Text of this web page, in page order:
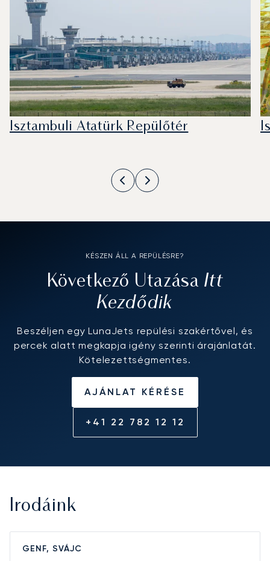
Isztambuli Atatürk Repülőtér
KÉSZEN ÁLL A REPÜLÉSRE?
Következő Utazása Itt
Kezdődik
Beszéljen egy LunaJets repülési szakértővel, és
percek alatt megkapja igény szerinti árajánlatát.
Kötelezettségmentes.
AJÁNLAT KÉRÉSE
+41 22 782 12 12
Irodáink
GENF, SVÁJC